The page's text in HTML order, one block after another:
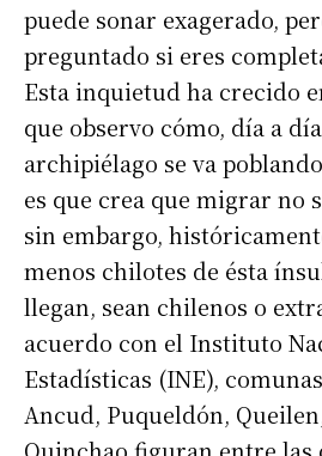
puede sonar exagerado,
preguntado si eres
Esta inquietud ha crecido
que observo cómo, día a
archipiélago se va
es que crea que migrar no
sin embargo,
menos chilotes de ésta
llegan, sean chilenos o
acuerdo con el Instituto
Estadísticas (INE),
Ancud, Puqueldón,